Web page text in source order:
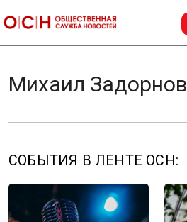
Михаил Задорнов
СОБЫТИЯ В ЛЕНТЕ ОСН: